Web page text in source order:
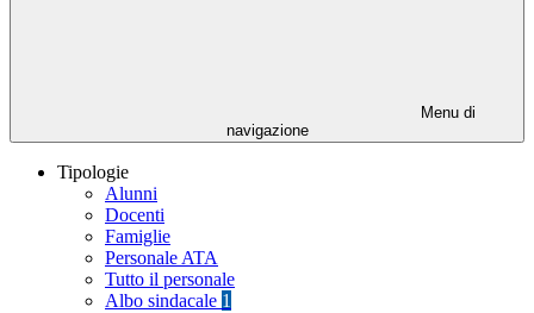
Menu di
navigazione
Tipologie
Alunni
Docenti
Famiglie
Personale ATA
Tutto il personale
Albo sindacale 1